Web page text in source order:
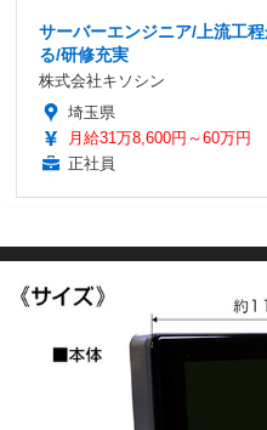
サーバーエンジニア/上流工
る/研修充実
株式会社キソシン
埼玉県
月給31万8,600円～60万円
正社員